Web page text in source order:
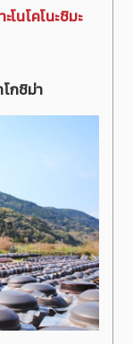
นโคโนะชิมะ
กชิม่า